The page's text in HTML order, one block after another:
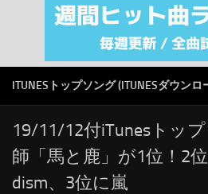
オリジナルiTunes週間トップソング
RSS
LINKS
ITUNESトップソング (ITUNESダウン
19/11/12付iTunesトッ
師「馬と鹿」が1位！2
dism、3位に嵐